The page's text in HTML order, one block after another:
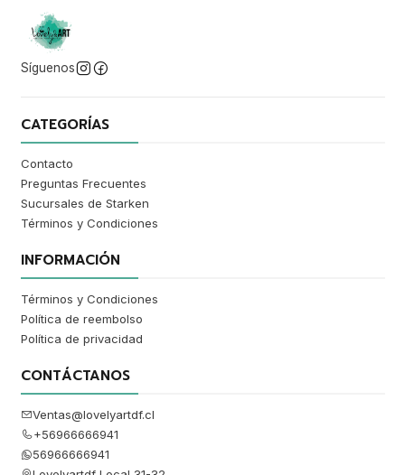
Síguenos
CATEGORÍAS
Contacto
Preguntas Frecuentes
Sucursales de Starken
Términos y Condiciones
INFORMACIÓN
Términos y Condiciones
Política de reembolso
Política de privacidad
CONTÁCTANOS
Ventas@lovelyartdf.cl
+56966666941
56966666941